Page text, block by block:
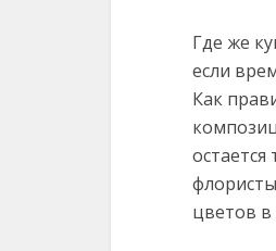
Где же
если
Как
цветов